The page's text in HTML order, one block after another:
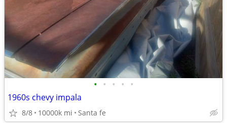
• • • • •
1960s chevy impala
8/8 10000k mi Santa fe